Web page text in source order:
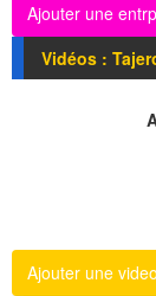
Ajouter une
Vidéos :
Ajouter une video